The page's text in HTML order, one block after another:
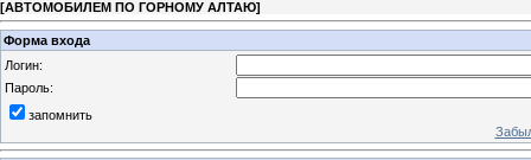
[АВТОМОБИЛЕМ ПО ГОРНОМУ АЛТАЮ]
Форма входа
Логин:
Пароль:
запомнить